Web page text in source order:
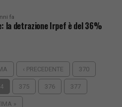
fa
la detrazione Irpef è del 36%
‹ PRECEDENTE 370
375 376 377
»